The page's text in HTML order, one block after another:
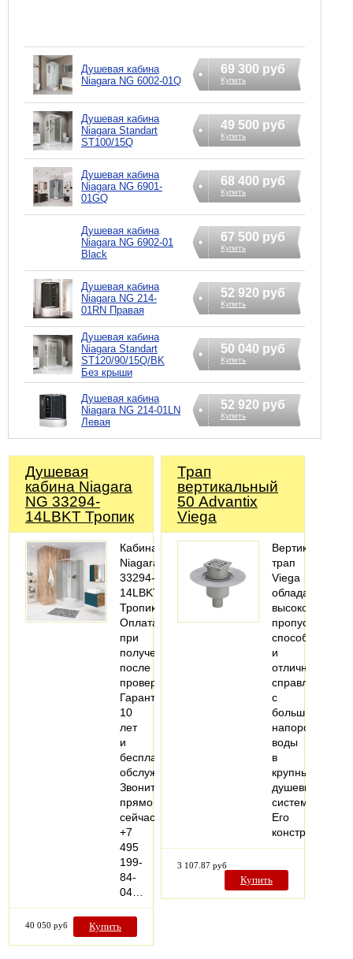
Душевая кабина
Niagara NG 6002-01Q
69 300 руб
Купить
Душевая кабина
Niagara Standart
ST100/15Q
49 500 руб
Купить
Душевая кабина
Niagara NG 6901-
01GQ
68 400 руб
Купить
Душевая кабина
Niagara NG 6902-01
Black
67 500 руб
Купить
Душевая кабина
Niagara NG 214-
01RN Правая
52 920 руб
Купить
Душевая кабина
Niagara Standart
ST120/90/15Q/BK
Без крыши
50 040 руб
Купить
Душевая кабина
Niagara NG 214-01LN
Левая
52 920 руб
Купить
Душевая
кабина Niagara
NG 33294-
14LBKT Тропик
Кабина
Niagara
33294-
14LBKT
Тропик
Оплата
при
получении,
после
проверки
Гарантия
10
лет
и
бесплатное
обслуживание
Звоните
прямо
сейчас
+7
495
199-
84-
04…
40 050 руб Купить
Трап
вертикальный
50 Advantix
Viega
Вертикальный
трап
Viega
обладает
высокой
пропускной
способностью
и
отлично
справляется
с
большим
напором
воды
в
крупных
душевых
системах.
Его
конструкция…
3 107.87 руб
Купить